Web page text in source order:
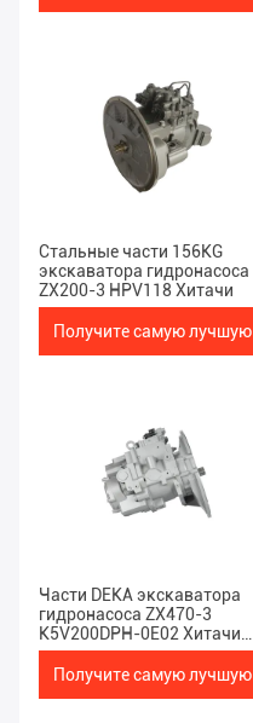
Стальные части 156KG
экскаватора гидронасоса
ZX200-3 HPV118 Хитачи
Получите самую лучшую
Части DEKA экскаватора
гидронасоса ZX470-3
K5V200DPH-0E02 Хитачи
мини
Получите самую лучшую